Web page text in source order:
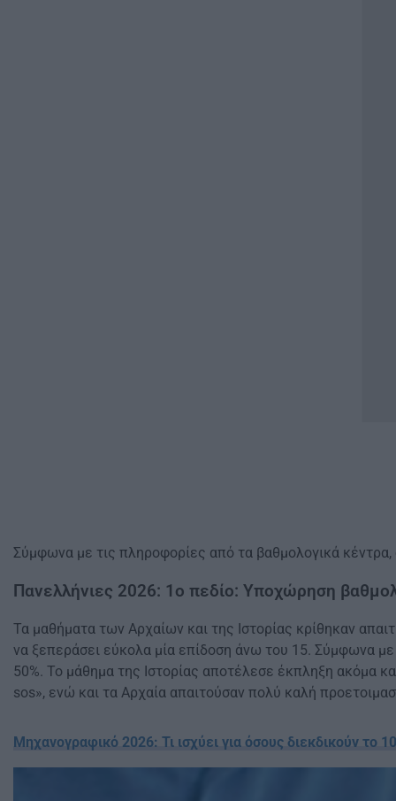
Σύμφωνα με τις πληροφορίες από τα βαθμολογικά
Πανελλήνιες 2026: 1ο πεδίο: Υποχώρηση
Τα μαθήματα των Αρχαίων και της Ιστορίας κρίθηκαν
να ξεπεράσει εύκολα μία επίδοση άνω του 15. Σύμφωνα
50%. Το μάθημα της Ιστορίας αποτέλεσε έκπληξη ακόμα
sos», ενώ και τα Αρχαία απαιτούσαν πολύ καλή
Μηχανογραφικό 2026: Τι ισχύει για όσους διεκδικούν το